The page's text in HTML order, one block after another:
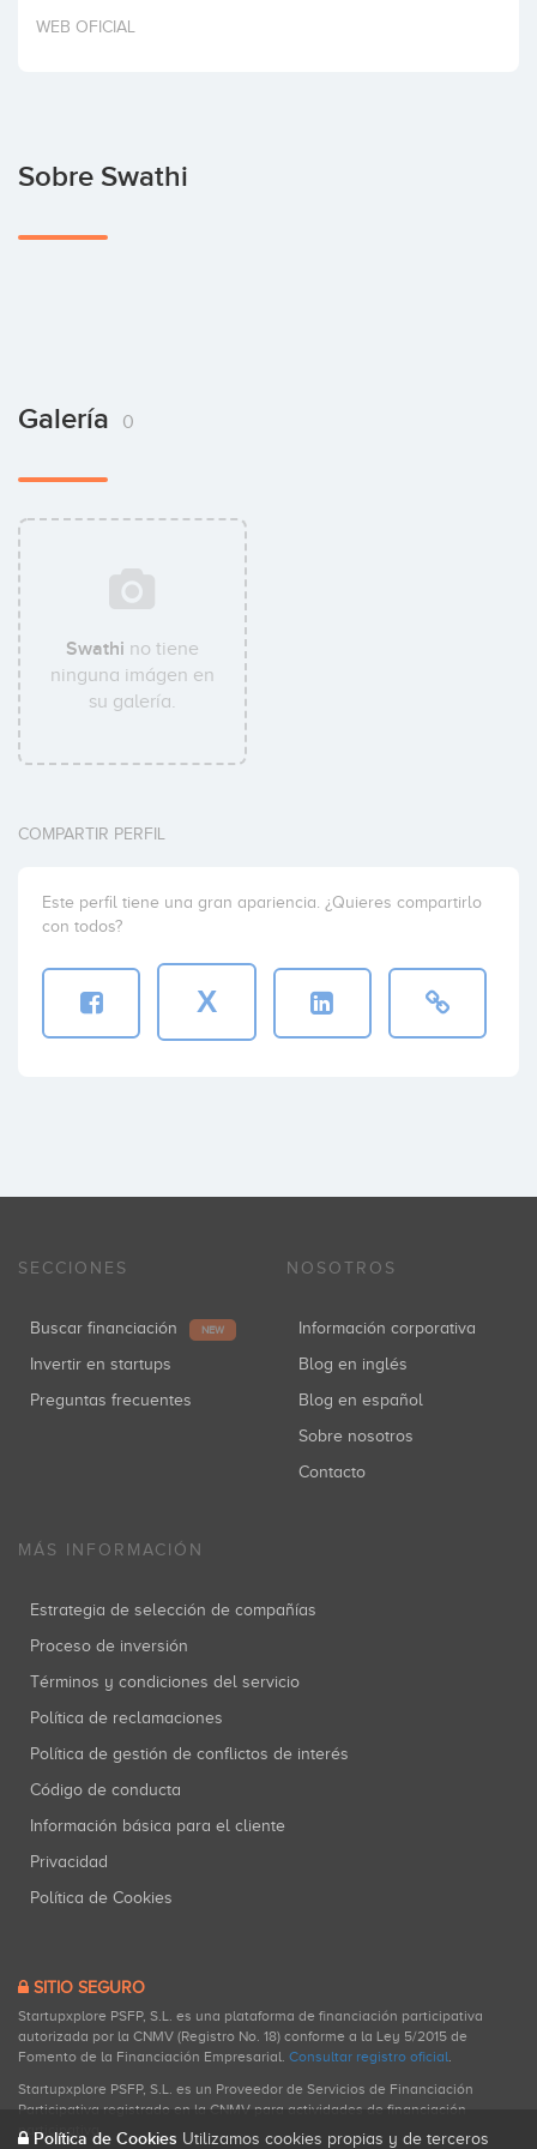
Invertir
WEB OFICIAL
Sobre Swathi
Galería 0
Swathi no tiene
ninguna imágen en
su galería.
COMPARTIR PERFIL
Este perfil tiene una gran apariencia. ¿Quieres compartirlo
con todos?
X
SECCIONES
Buscar financiación NEW
Invertir en startups
Preguntas frecuentes
NOSOTROS
Información corporativa
Blog en inglés
Blog en español
Sobre nosotros
Contacto
MÁS INFORMACIÓN
Estrategia de selección de compañías
Proceso de inversión
Términos y condiciones del servicio
Política de reclamaciones
Política de gestión de conflictos de interés
Código de conducta
Información básica para el cliente
Privacidad
Política de Cookies
SITIO SEGURO
Startupxplore PSFP, S.L. es una plataforma de financiación participativa
autorizada por la CNMV (Registro No. 18) conforme a la Ley 5/2015 de
Fomento de la Financiación Empresarial. Consultar registro oficial.
Startupxplore PSFP, S.L. es un Proveedor de Servicios de Financiación
Participativa registrado en la CNMV para actividades de financiación
participativa.
Política de Cookies Utilizamos cookies propias y de terceros